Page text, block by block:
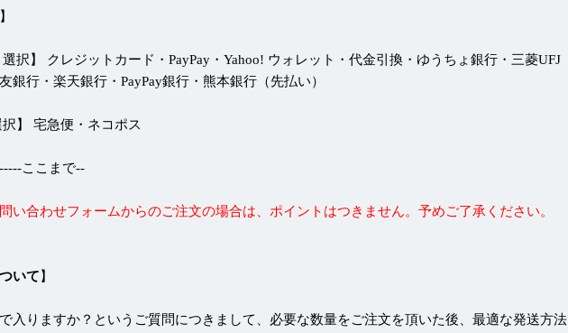
選択】 クレジットカード・PayPay・Yahoo! ウォレット・代金引換・ゆうちょ銀行・三菱UFJ
銀行・楽天銀行・PayPay銀行・熊本銀行（先払い）
択】 宅急便・ネコポス
ここまで--
い合わせフォームからのご注文の場合は、ポイントはつきません。予めご了承ください。
いて 】
入りますか？というご質問につきまして、必要な数量をご注文を頂いた後、最適な発送方法